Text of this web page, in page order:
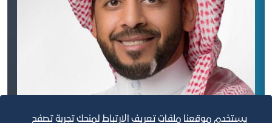
يستخدم موقعنا ملفات تعريف الارتباط لمنحك تجربة تصفح